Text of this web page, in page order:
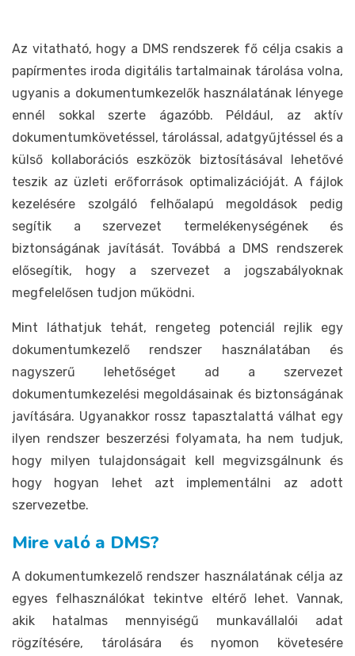
Az vitatható, hogy a DMS rendszerek fő célja csakis a
papírmentes iroda digitális tartalmainak tárolása volna,
ugyanis a dokumentumkezelők használatának lényege
ennél sokkal szerte ágazóbb. Például, az aktív
dokumentumkövetéssel, tárolással, adatgyűjtéssel és a
külső kollaborációs eszközök biztosításával lehetővé
teszik az üzleti erőforrások optimalizációját. A fájlok
kezelésére szolgáló felhőalapú megoldások pedig
segítik a szervezet termelékenységének és
biztonságának javítását. Továbbá a DMS rendszerek
elősegítik, hogy a szervezet a jogszabályoknak
megfelelősen tudjon működni.
Mint láthatjuk tehát, rengeteg potenciál rejlik egy
dokumentumkezelő rendszer használatában és
nagyszerű lehetőséget ad a szervezet
dokumentumkezelési megoldásainak és biztonságának
javítására. Ugyanakkor rossz tapasztalattá válhat egy
ilyen rendszer beszerzési folyamata, ha nem tudjuk,
hogy milyen tulajdonságait kell megvizsgálnunk és
hogy hogyan lehet azt implementálni az adott
szervezetbe.
Mire való a DMS?
A dokumentumkezelő rendszer használatának célja az
egyes felhasználókat tekintve eltérő lehet. Vannak,
akik hatalmas mennyiségű munkavállalói adat
rögzítésére, tárolására és nyomon követesére